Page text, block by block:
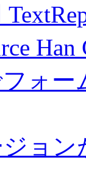
フォ
ョ